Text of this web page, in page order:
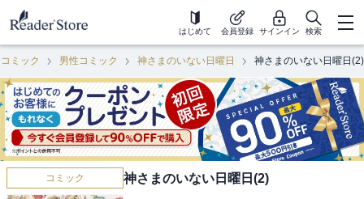
はじめて 会員登録 サインイン 検索
コミック 男性コミック 神さまのいない日曜日 神さまのいない日曜日(2)
コミック 神さまのいない日曜日(2)